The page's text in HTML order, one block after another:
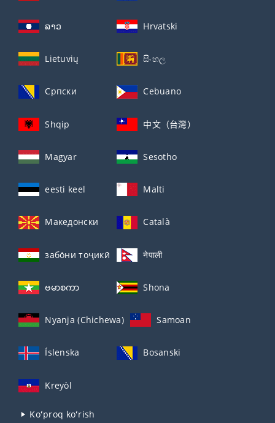
ລາວ Hrvatski
Lietuvių සිංහල
Српски Cebuano
Shqip 中文（台灣）
Magyar Sesotho
eesti keel Malti
Македонски Català
забо́ни тоҷикӣ́ नेपाली
ဗမာစကာ Shona
Nyanja (Chichewa) Samoan
Íslenska Bosanski
Kreyòl
Koʻproq koʻrish